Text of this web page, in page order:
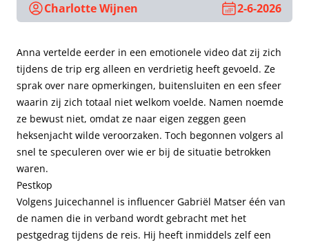
Charlotte Wijnen 2-6-2026
Anna vertelde eerder in een emotionele video dat zij zich
tijdens de trip erg alleen en verdrietig heeft gevoeld. Ze
sprak over nare opmerkingen, buitensluiten en een sfeer
waarin zij zich totaal niet welkom voelde. Namen noemde
ze bewust niet, omdat ze naar eigen zeggen geen
heksenjacht wilde veroorzaken. Toch begonnen volgers al
snel te speculeren over wie er bij de situatie betrokken
waren.
Pestkop
Volgens Juicechannel is influencer Gabriël Matser één van
de namen die in verband wordt gebracht met het
pestgedrag tijdens de reis. Hij heeft inmiddels zelf een